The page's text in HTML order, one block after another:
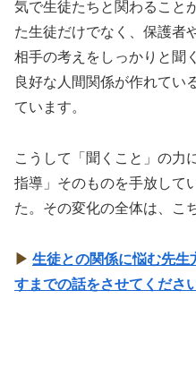
気で生徒たちと関わること
た生徒だけでなく、保護者
相手の考えをしっかりと聞
良好な人間関係が作れてい
ています。
こうして「聞くこと」の力
指導」そのものを手放して
た。その変化の全体は、こ
▶ 生徒との関係に悩む先生
すまでの話をさせてくださ